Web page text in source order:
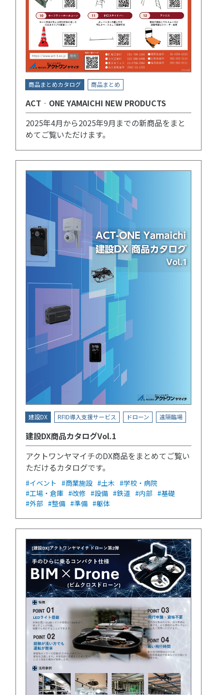
商品まとめカタログ 商品まとめ
ACT‐ONE YAMAICHI NEW PRODUCTS
2025年4月から2025年9月までの新商品をまと
めてご覧いただけます。
建設DX RFID導入支援サービス ドローン 遠隔臨場
建設DX商品カタログVol.1
アクトワンヤマイチのDX商品をまとめてご覧い
ただけるカタログです。
#イベント #商業施設 #土木 #学校・病院
#工場・倉庫 #改修 #設備 #鉄道 #内部 #基礎
#外部 #整備 #準備 #躯体